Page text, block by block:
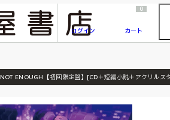
『ONE PIECE magazine 021 ONE PIECEカード付き同梱版』発売延期のご案内
ログイン
0
カート
NOT ENOUGH【初回限定盤】[CD＋短編小説＋アクリルス